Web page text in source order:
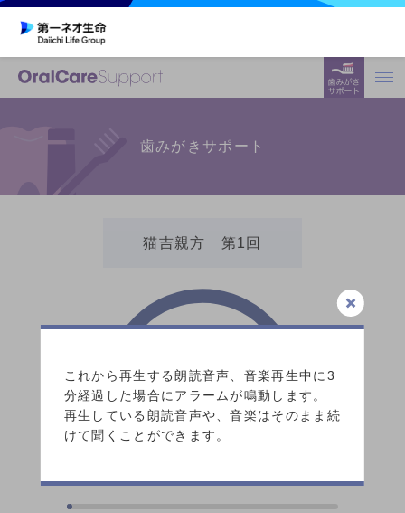
歯みがきサポート
猫吉親方 第1回
3:00
これから再生する朗読音声、音楽再生中に3
分経過した場合にアラームが鳴動します。
再生している朗読音声や、音楽はそのまま続
けて聞くことができます。